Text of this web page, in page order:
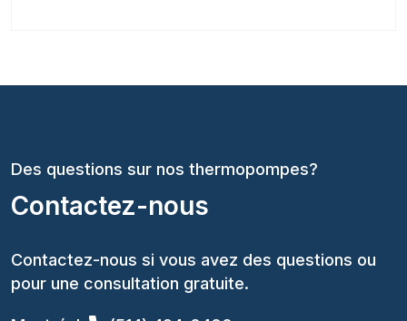
Des questions sur nos thermopompes?
Contactez-nous
Contactez-nous si vous avez des questions ou
pour une consultation gratuite.